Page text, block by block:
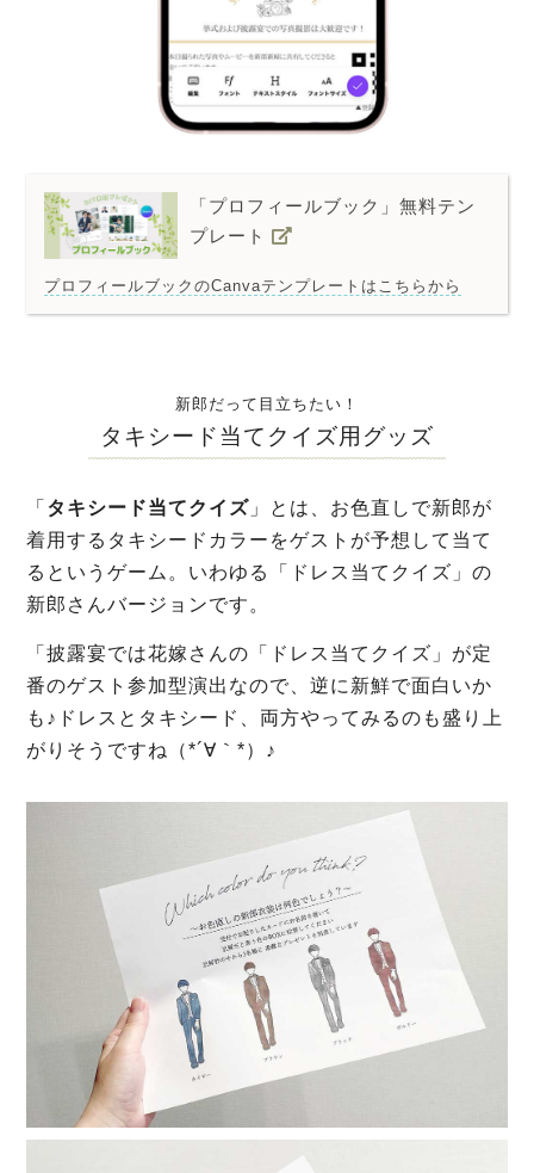
「プロフィールブック」無料テン
プレート
プロフィールブックのCanvaテンプレートはこちらから
新郎だって目立ちたい！
タキシード当てクイズ用グッズ
「 タキシード当てクイズ 」とは、お色直しで新郎が
着用するタキシードカラーをゲストが予想して当て
るというゲーム。いわゆる「ドレス当てクイズ」の
新郎さんバージョンです。
「披露宴では花嫁さんの「ドレス当てクイズ」が定
番のゲスト参加型演出なので、逆に新鮮で面白いか
も♪ドレスとタキシード、両方やってみるのも盛り上
がりそうですね（*´∀｀*）♪